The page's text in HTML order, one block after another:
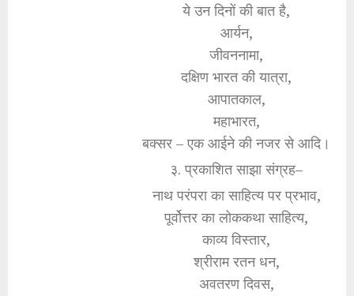
ये उन दिनों की बात है,
आर्यन,
जीवननामा,
दक्षिण भारत की यात्रा,
आपातकाल,
महाभारत,
बक्सर – एक आईने की नजर से आदि।
३. प्रकाशित साझा संग्रह–
नाथ परंपरा का साहित्य पर प्रभाव,
पूर्वोत्तर का लोककथा साहित्य,
काव्य विस्तार,
श्रीराम रतन धन,
अवतरण दिवस,